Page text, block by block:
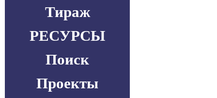
Тираж
РЕСУРСЫ
Поиск
Проекты